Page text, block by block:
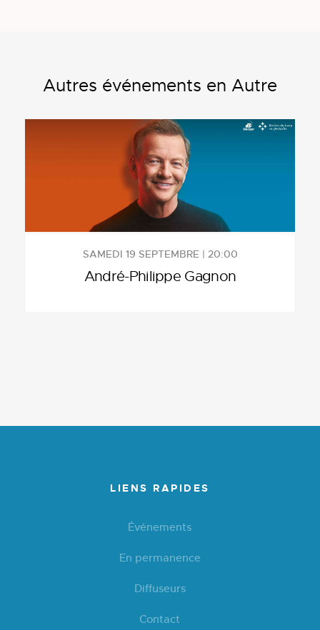
Autres événements en Autre
SAMEDI 19 SEPTEMBRE | 20:00
André-Philippe Gagnon
LIENS RAPIDES
Événements
En permanence
Diffuseurs
Contact